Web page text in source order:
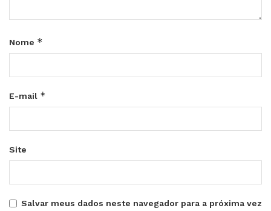
Nome *
E-mail *
Site
Salvar meus dados neste navegador para a próxima vez